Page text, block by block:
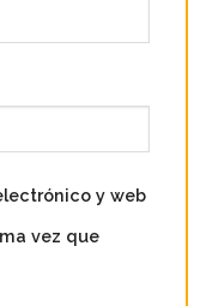
y web
vez que